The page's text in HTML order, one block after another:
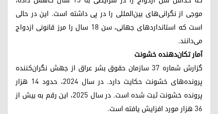
موجی از نگرانی‌های بین‌المللی را در پی داشته است. این در حالی
است که استانداردهای جهانی، سن ۱۸ سال را مرز قانونی ازدواج
می‌دانند.
آمار تکان‌دهنده خشونت
گزارش شماره ۳۷ سازمان حقوق بشر عراق از جهش نگران‌کننده
پرونده‌های خشونت حکایت دارد. در سال ۲۰۲۴، حدود ۱۴ هزار
پرونده خشونت ثبت شده است. در سال ۲۰۲۵، این رقم به بیش از
۳۶ هزار مورد افزایش یافته است.